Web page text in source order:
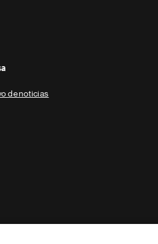
de noticias